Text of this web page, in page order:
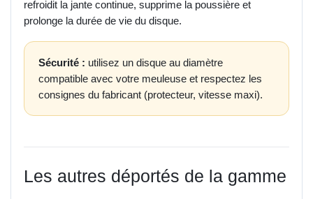
refroidit la jante continue, supprime la poussière et
prolonge la durée de vie du disque.
Sécurité : utilisez un disque au diamètre
compatible avec votre meuleuse et respectez les
consignes du fabricant (protecteur, vitesse maxi).
Les autres déportés de la gamme